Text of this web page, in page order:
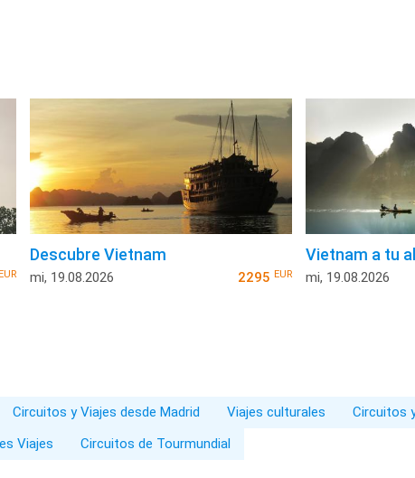
Descubre Vietnam
mi, 19.08.2026 2295 EUR
Vietnam a tu
mi, 19.08.2026
Circuitos y Viajes desde Madrid Viajes culturales Circuitos
Viajes Circuitos de Tourmundial